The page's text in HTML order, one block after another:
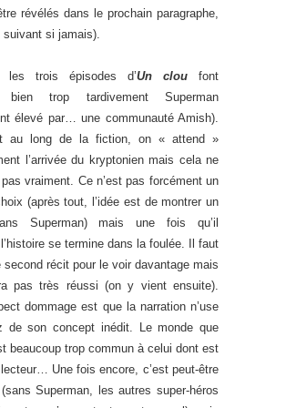
révélés dans le prochain paragraphe,
si jamais).
les trois épisodes d’Un clou font
bien trop tardivement Superman
élevé par… une communauté Amish).
au long de la fiction, on « attend »
l’arrivée du kryptonien mais cela ne
vraiment. Ce n’est pas forcément un
(après tout, l’idée est de montrer un
Superman) mais une fois qu’il
se termine dans la foulée. Il faut
second récit pour le voir davantage mais
pas très réussi (on y vient ensuite).
dommage est que la narration n’use
de son concept inédit. Le monde que
beaucoup trop commun à celui dont est
Une fois encore, c’est peut-être
Superman, les autres super-héros